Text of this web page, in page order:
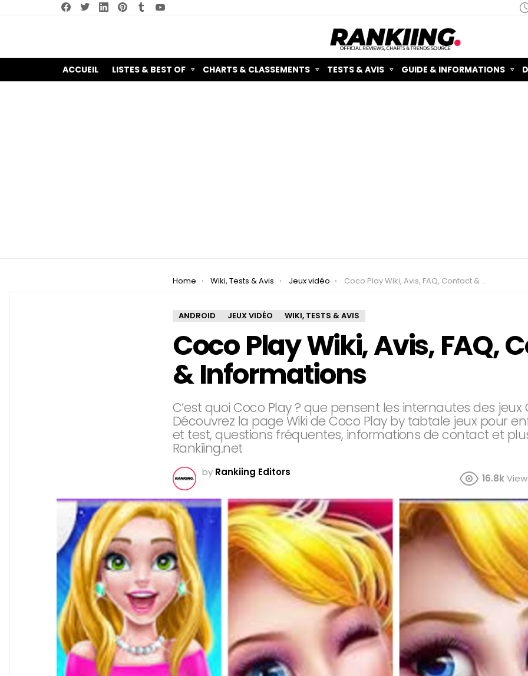
facebooktwitterlinkedin pinterest
ACCUEIL LISTES & BEST OF CHARTS & CLASSEMENTS TESTS & AVIS GUIDE & INFORMATIONS
You are here:
Home Wiki, Tests & Avis Jeux vidéo Coco Play Wiki, Avis, FAQ, Contact & Informations
ANDROID JEUX VIDÉO WIKI, TESTS & AVIS
Coco Play Wiki, Avis, FAQ,
& Informations
C’est quoi Coco Play ? que pensent les internautes des jeux
Découvrez la page Wiki de Coco Play by tabtale jeux pour
et test, questions fréquentes, informations de contact et
Rankiing.net
by Rankiing Editors
16.8k